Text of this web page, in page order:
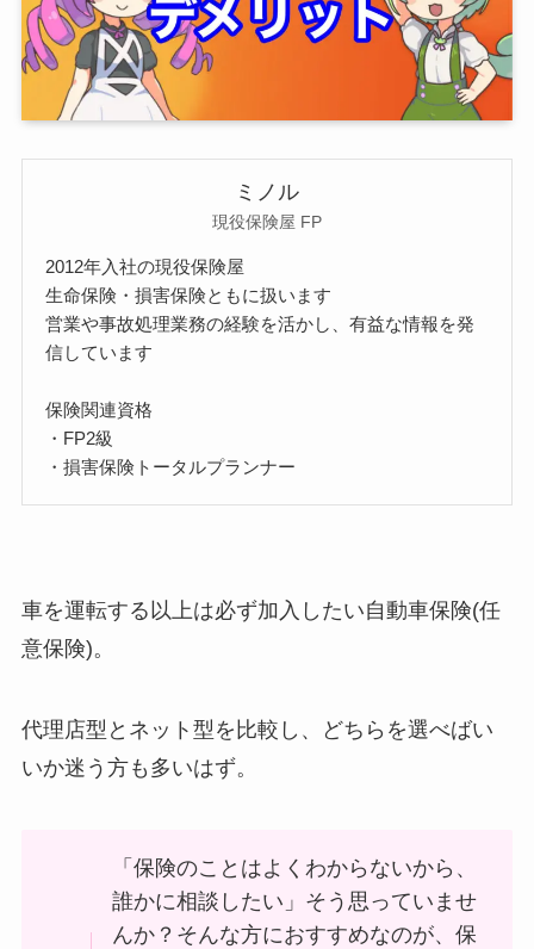
ミノル
現役保険屋 FP
2012年入社の現役保険屋
生命保険・損害保険ともに扱います
営業や事故処理業務の経験を活かし、有益な情報を発
信しています
保険関連資格
・FP2級
・損害保険トータルプランナー
車を運転する以上は必ず加入したい自動車保険(任
意保険)。
代理店型とネット型を比較し、どちらを選べばい
いか迷う方も多いはず。
「保険のことはよくわからないから、
誰かに相談したい」そう思っていませ
んか？そんな方におすすめなのが、保